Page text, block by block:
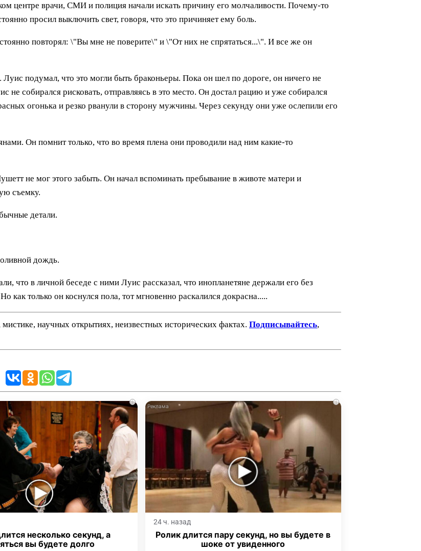
центре врачи, СМИ и полиция начали искать причину его молчаливости. Почему-то
просил выключить свет, говоря, что это причиняет ему боль.
повторял: \"Вы мне не поверите\" и \"От них не спрятаться...\". И все же он
подумал, что это могли быть браконьеры. Пока он шел по дороге, он ничего не
собирался рисковать, отправляясь в это место. Он достал рацию и уже собирался
огонька и резко рванули в сторону мужчины. Через секунду они уже ослепили его
Он помнит только, что во время плена они проводили над ним какие-то
не мог этого забыть. Он начал вспоминать пребывание в животе матери и
съемку.
детали.
дождь.
что в личной беседе с ними Луис рассказал, что инопланетяне держали его без
только он коснулся пола, тот мгновенно раскалился докрасна.....
научных открытиях, неизвестных исторических фактах. Подписывайтесь,
i
несколько секунд, а
вы будете долго
i
24 ч. назад
Ролик длится пару секунд, но вы будете в
шоке от увиденного